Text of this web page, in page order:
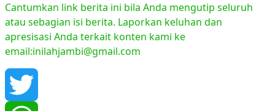
Cantumkan link berita ini bila Anda mengutip seluruh
atau sebagian isi berita. Laporkan keluhan dan
apresisasi Anda terkait konten kami ke
email:inilahjambi@gmail.com